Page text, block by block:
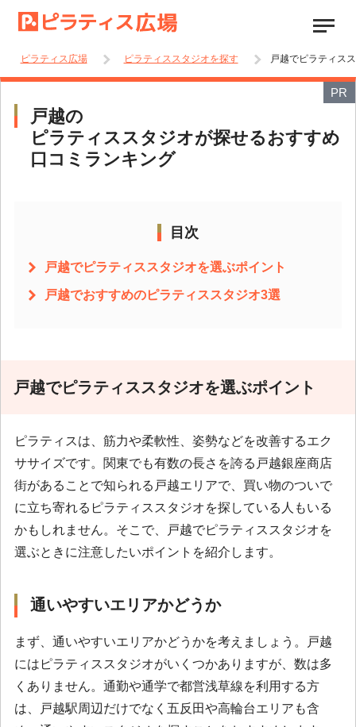
ピラティス広場 ピラティススタジオを探す 戸越でピラティス
PR
戸越の
ピラティススタジオが探せるおすすめ
口コミランキング
目次
戸越でピラティススタジオを選ぶポイント
戸越でおすすめのピラティススタジオ3選
戸越でピラティススタジオを選ぶポイント
ピラティスは、筋力や柔軟性、姿勢などを改善するエク
ササイズです。関東でも有数の長さを誇る戸越銀座商店
街があることで知られる戸越エリアで、買い物のついで
に立ち寄れるピラティススタジオを探している人もいる
かもしれません。そこで、戸越でピラティススタジオを
選ぶときに注意したいポイントを紹介します。
通いやすいエリアかどうか
まず、通いやすいエリアかどうかを考えましょう。戸越
にはピラティススタジオがいくつかありますが、数は多
くありません。通勤や通学で都営浅草線を利用する方
は、戸越駅周辺だけでなく五反田や高輪台エリアも含